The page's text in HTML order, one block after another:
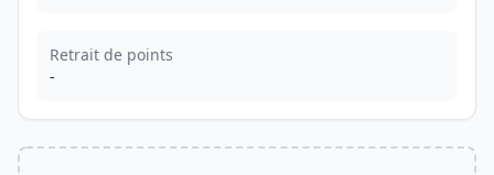
Retrait de points
-